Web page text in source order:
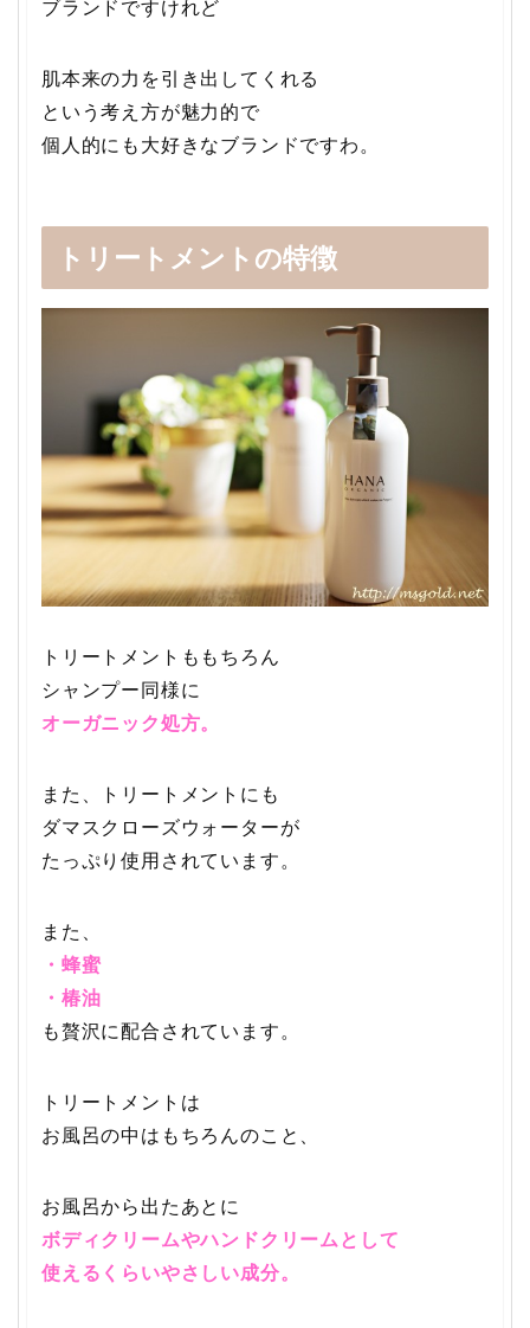
ブランドですけれど
肌本来の力を引き出してくれる
という考え方が魅力的で
個人的にも大好きなブランドですわ。
トリートメントの特徴
トリートメントももちろん
シャンプー同様に
オーガニック処方。
また、トリートメントにも
ダマスクローズウォーターが
たっぷり使用されています。
また、
・蜂蜜
・椿油
も贅沢に配合されています。
トリートメントは
お風呂の中はもちろんのこと、
お風呂から出たあとに
ボディクリームやハンドクリームとして
使えるくらいやさしい成分。